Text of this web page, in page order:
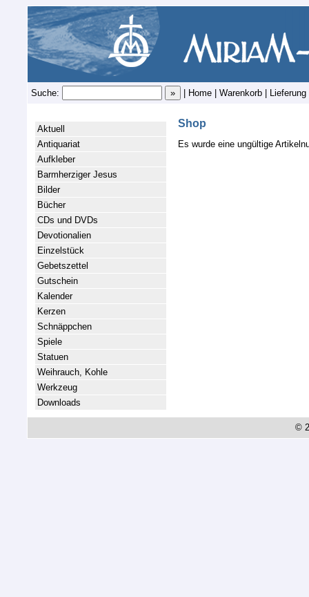
Suche: Home Warenkorb Lieferung
Aktuell
Antiquariat
Aufkleber
Barmherziger Jesus
Bilder
Bücher
CDs und DVDs
Devotionalien
Einzelstück
Gebetszettel
Gutschein
Kalender
Kerzen
Schnäppchen
Spiele
Statuen
Weihrauch, Kohle
Werkzeug
Downloads
Shop
Es wurde eine ungültige
©